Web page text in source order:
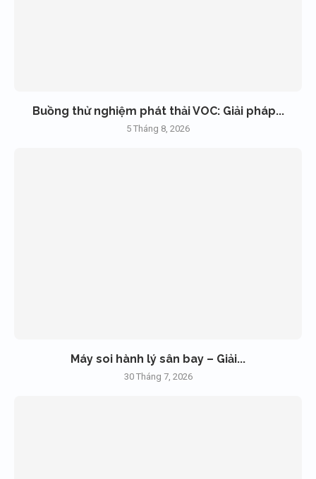
Buồng thử nghiệm phát thải VOC: Giải pháp...
5 Tháng 8, 2026
Máy soi hành lý sân bay – Giải...
30 Tháng 7, 2026